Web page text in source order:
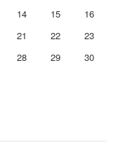
14 15
16
21 22
23
28 29
30